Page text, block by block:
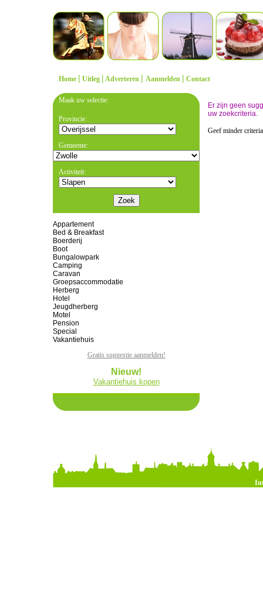
Home | Uitleg | Adverteren | Aanmelden | Contact
Maak uw selectie:
Provincie:
Gemeente:
Activiteit:
Appartement
Bed & Breakfast
Boerderij
Boot
Bungalowpark
Camping
Caravan
Groepsaccommodatie
Herberg
Hotel
Jeugdherberg
Motel
Pension
Special
Vakantiehuis
Gratis suggestie aanmelden!
Nieuw!
Vakantiehuis kopen
Er zijn geen
uw zoekcriteria.
Geef minder